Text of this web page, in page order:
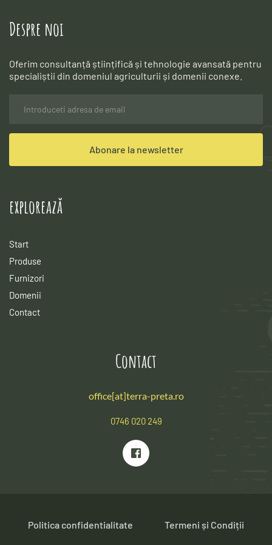
Despre noi
Oferim consultanță științifică și tehnologie avansată pentru
specialiștii din domeniul agriculturii și domenii conexe.
Abonare la newsletter
explorează
Start
Produse
Furnizori
Domenii
Contact
Contact
office[at]terra-preta.ro
0746 020 249
Politica confidentialitate Termeni și Condiții